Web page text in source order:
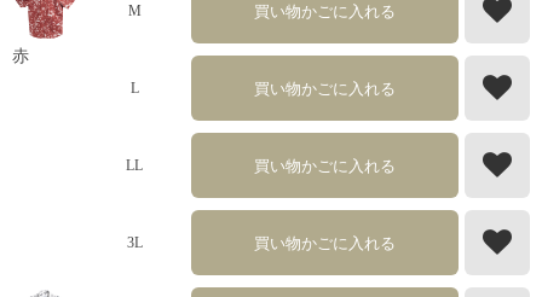
赤
M 買い物かごに入れる
L 買い物かごに入れる
LL 買い物かごに入れる
3L 買い物かごに入れる